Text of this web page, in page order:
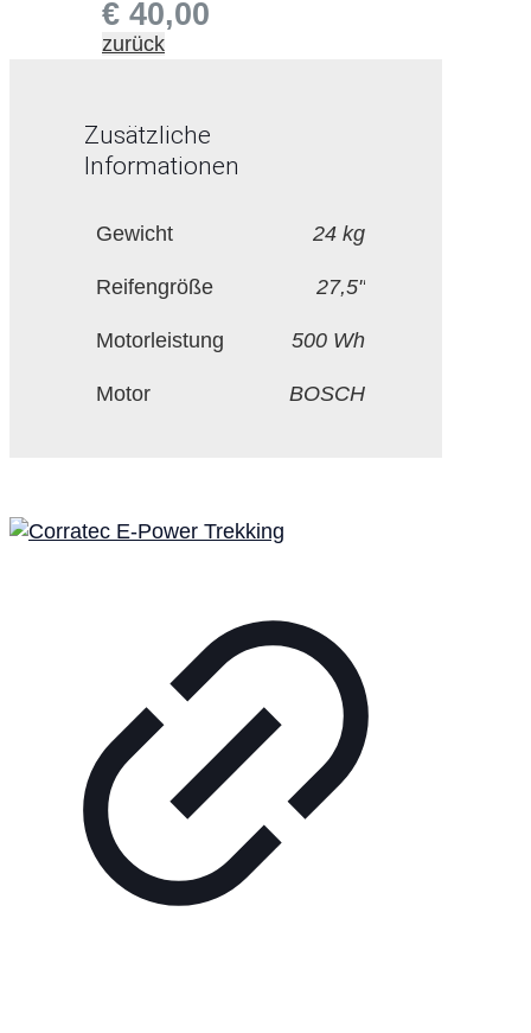
€ 40,00
zurück
Zusätzliche
Informationen
Gewicht 24 kg
Reifengröße 27,5"
Motorleistung 500 Wh
Motor BOSCH